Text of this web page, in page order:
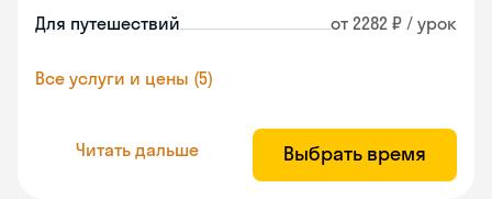
Для путешествий от 2282 ₽ / урок
Все услуги и цены (5)
Читать дальше Выбрать время